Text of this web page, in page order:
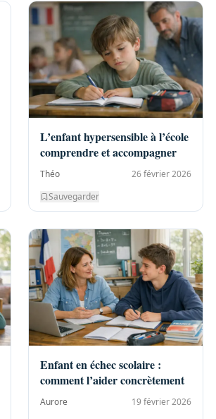
L’enfant hypersensible à l’école
comprendre et accompagner
Théo
26 février 2026
Sauvegarder
Enfant en échec scolaire :
comment l’aider concrètement
Aurore
19 février 2026